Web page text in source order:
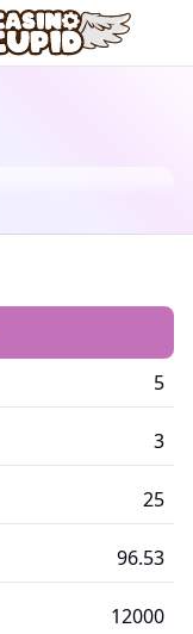
5
3
25
96.53
12000